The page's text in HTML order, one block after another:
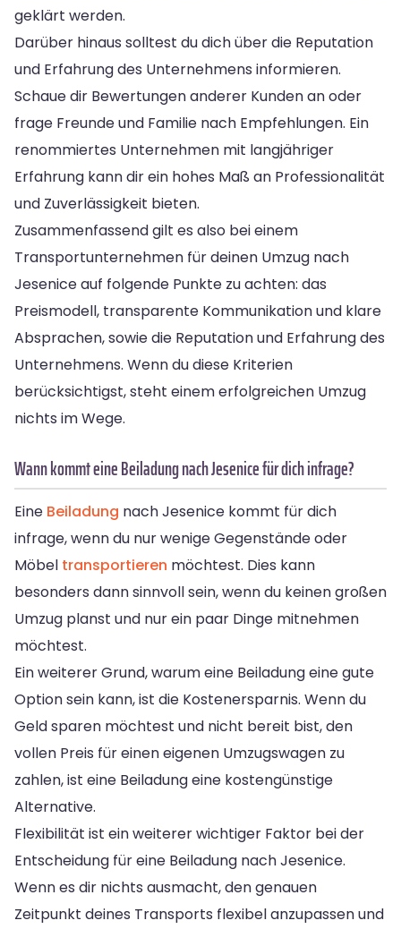
geklärt werden.
Darüber hinaus solltest du dich über die Reputation
und Erfahrung des Unternehmens informieren.
Schaue dir Bewertungen anderer Kunden an oder
frage Freunde und Familie nach Empfehlungen. Ein
renommiertes Unternehmen mit langjähriger
Erfahrung kann dir ein hohes Maß an Professionalität
und Zuverlässigkeit bieten.
Zusammenfassend gilt es also bei einem
Transportunternehmen für deinen Umzug nach
Jesenice auf folgende Punkte zu achten: das
Preismodell, transparente Kommunikation und klare
Absprachen, sowie die Reputation und Erfahrung des
Unternehmens. Wenn du diese Kriterien
berücksichtigst, steht einem erfolgreichen Umzug
nichts im Wege.
Wann kommt eine Beiladung nach Jesenice für dich infrage?
Eine Beiladung nach Jesenice kommt für dich
infrage, wenn du nur wenige Gegenstände oder
Möbel transportieren möchtest. Dies kann
besonders dann sinnvoll sein, wenn du keinen großen
Umzug planst und nur ein paar Dinge mitnehmen
möchtest.
Ein weiterer Grund, warum eine Beiladung eine gute
Option sein kann, ist die Kostenersparnis. Wenn du
Geld sparen möchtest und nicht bereit bist, den
vollen Preis für einen eigenen Umzugswagen zu
zahlen, ist eine Beiladung eine kostengünstige
Alternative.
Flexibilität ist ein weiterer wichtiger Faktor bei der
Entscheidung für eine Beiladung nach Jesenice.
Wenn es dir nichts ausmacht, den genauen
Zeitpunkt deines Transports flexibel anzupassen und